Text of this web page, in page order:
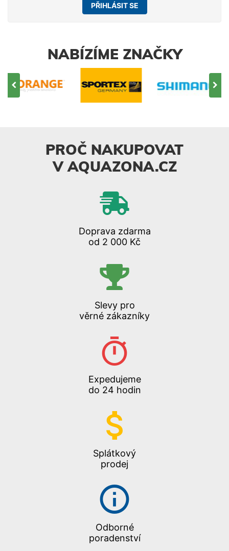
PŘIHLÁSIT SE
NABÍZÍME ZNAČKY
PROČ NAKUPOVAT
V AQUAZONA.CZ
Doprava zdarma
od 2 000 Kč
Slevy pro
věrné zákazníky
Expedujeme
do 24 hodin
Splátkový
prodej
Odborné
poradenství